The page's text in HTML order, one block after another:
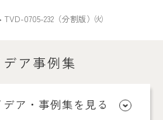
TVD-0705-232（分割版）㈫
ア事例集
ア・事例集を見る